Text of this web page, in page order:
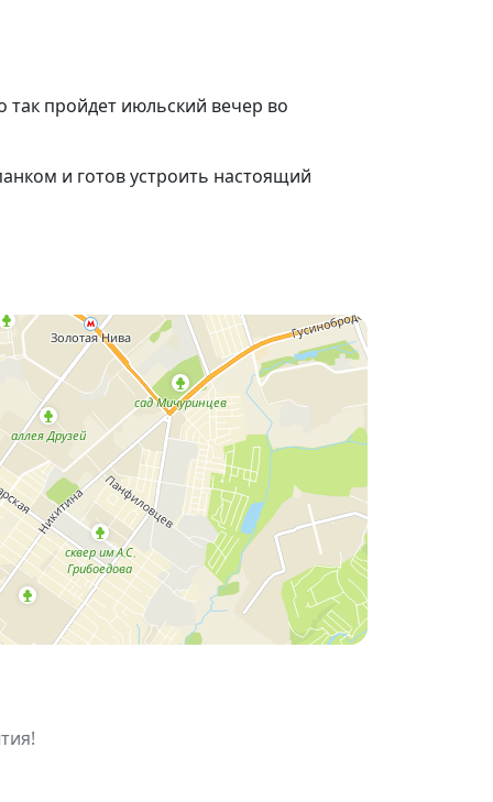
пройдет июльский вечер во
и готов устроить настоящий
субботний вечер в правильной